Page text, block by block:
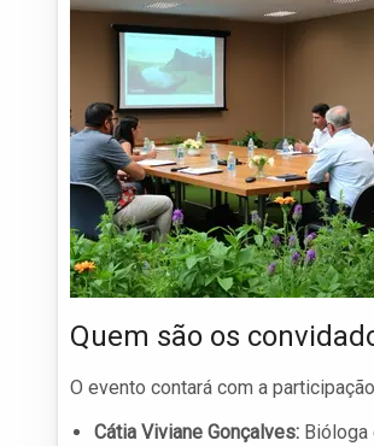
Quem são os
O evento contará com a
Cátia Viviane Gonçalves: